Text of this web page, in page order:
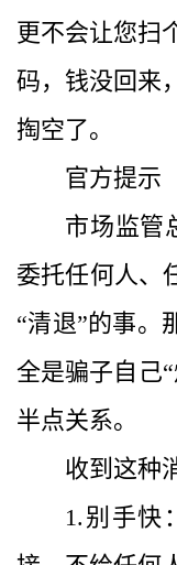
更不会让您扫
码，钱没回来
掏空了。
官方提示
市场监管
委托任何人、
“清退”的事。
全是骗子自己
半点关系。
收到这种
1.别手快